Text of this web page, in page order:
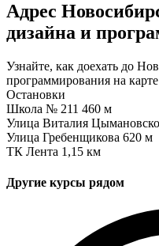
Адрес
дизайна и
Узнайте, как доехать до
программирования на
Остановки
Школа № 211 460 м
Улица Виталия
Улица Гребенщикова 620 м
ТК Лента 1,15 км
Другие курсы рядом